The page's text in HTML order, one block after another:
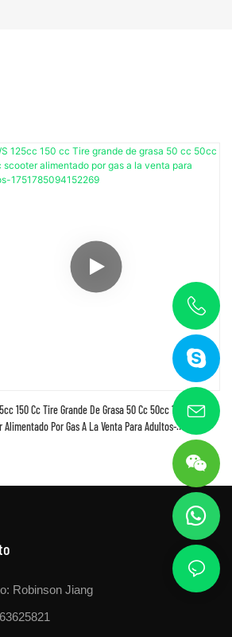
150 Cc Tire Grande De Grasa 50 Cc 50cc 150cc
Alimentado Por Gas A La Venta Para Adultos-
Robinson Jiang